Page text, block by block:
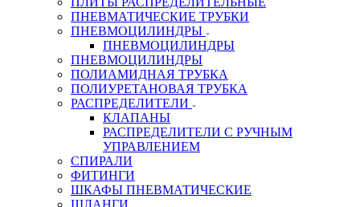
ПНЕВМАТИЧЕСКИЕ ТРУБКИ
ПНЕВМОЦИЛИНДРЫ
ПНЕВМОЦИЛИНДРЫ
ПНЕВМОЦИЛИНДРЫ
ПОЛИАМИДНАЯ ТРУБКА
ПОЛИУРЕТАНОВАЯ ТРУБКА
РАСПРЕДЕЛИТЕЛИ
КЛАПАНЫ
РАСПРЕДЕЛИТЕЛИ С РУЧНЫМ
УПРАВЛЕНИЕМ
СПИРАЛИ
ФИТИНГИ
ШКАФЫ ПНЕВМАТИЧЕСКИЕ
ШЛАНГИ